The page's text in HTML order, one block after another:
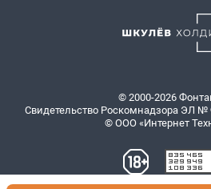
© 2000-2026
Свидетельство Роскомнадзора ЭЛ №
© ООО «Интернет